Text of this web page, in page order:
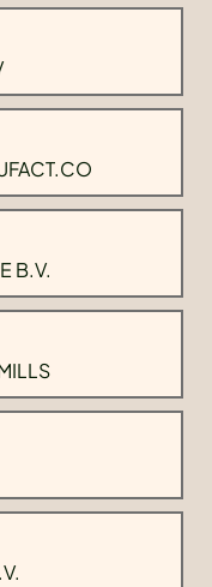
B.V.